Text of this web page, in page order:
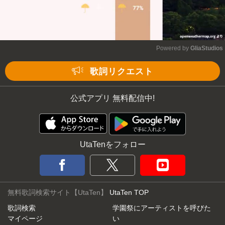
Powered by GliaStudios
歌詞リクエスト
公式アプリ 無料配信中!
UtaTenをフォロー
無料歌詞検索サイト【UtaTen】 UtaTen TOP
歌詞検索
マイページ
学園祭にアーティストを呼びた
い